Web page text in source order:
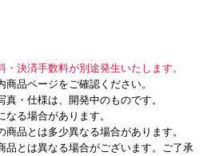
決済手数料が別途発生いたします。
品ページをご確認ください。
・仕様は、開発中のものです。
る場合があります。
品とは多少異なる場合があります。
とは異なる場合がございます。ご了承